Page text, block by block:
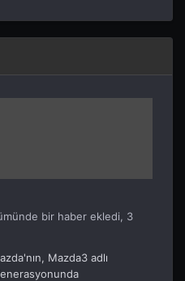
bir haber ekledi, 3
Mazda3 adlı